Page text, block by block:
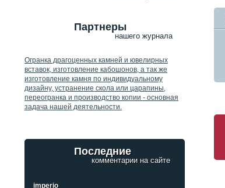
Партнеры
нашего журнала
Огранка драгоценных камней и ювелирных
вставок, изготовление кабошонов, а так же
изготовление камня по индивидуальному
дизайну, устранение скола или царапины,
переогранка и производство копии - основная
задача нашей деятельности.
Последние
комментарии на сайте
imperio